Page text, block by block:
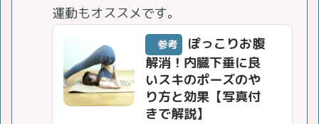
運動もオススメです。
参考
ぽっこりお腹
解消！内臓下垂に良
いスキのポーズのや
り方と効果【写真付
きで解説】